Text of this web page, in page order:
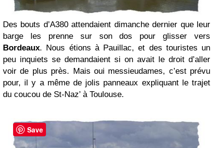
Des bouts d’A380 attendaient dimanche dernier que leur
barge les prenne sur son dos pour glisser vers
Bordeaux. Nous étions à Pauillac, et des touristes un
peu inquiets se demandaient si on avait le droit d’aller
voir de plus près. Mais oui messieudames, c’est prévu
pour, il y a même de jolis panneaux expliquant le trajet
du coucou de St-Naz’ à Toulouse.
Save